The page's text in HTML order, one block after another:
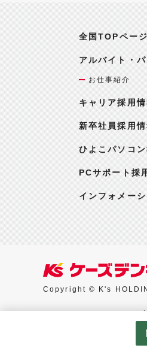
全国TOPペー
アルバイト・
お仕事紹介
キャリア採用
新卒社員採用
ひよこパソコ
PCサポート採
インフォメー
Copyright © K's
Googleアナリティクスの